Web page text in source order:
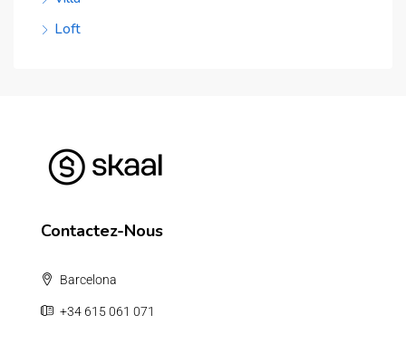
Loft
Contactez-Nous
Barcelona
+34 615 061 071